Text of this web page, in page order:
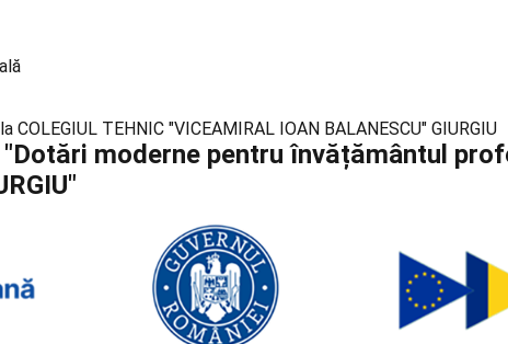
TEHNIC "VICEAMIRAL IOAN BALANESCU" GIURGIU
moderne pentru învățământul